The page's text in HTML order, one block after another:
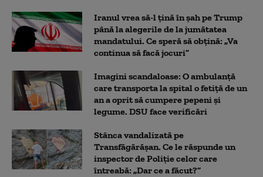
Iranul vrea să-l țină în șah pe Trump
până la alegerile de la jumătatea
mandatului. Ce speră să obțină: „Va
continua să facă jocuri”
Imagini scandaloase: O ambulanță
care transporta la spital o fetiță de un
an a oprit să cumpere pepeni și
legume. DSU face verificări
Stânca vandalizată pe
Transfăgărășan. Ce le răspunde un
inspector de Poliție celor care
întreabă: „Dar ce a făcut?”